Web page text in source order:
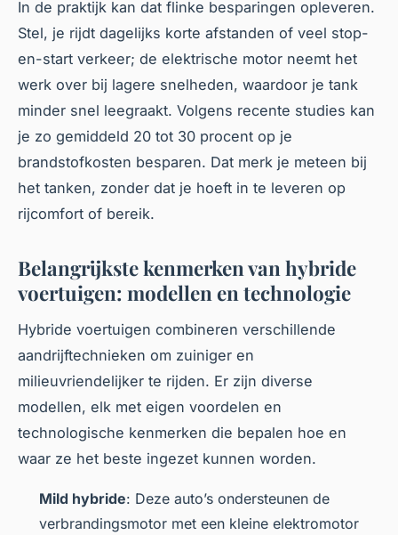
In de praktijk kan dat flinke besparingen opleveren.
Stel, je rijdt dagelijks korte afstanden of veel stop-
en-start verkeer; de elektrische motor neemt het
werk over bij lagere snelheden, waardoor je tank
minder snel leegraakt. Volgens recente studies kan
je zo gemiddeld 20 tot 30 procent op je
brandstofkosten besparen. Dat merk je meteen bij
het tanken, zonder dat je hoeft in te leveren op
rijcomfort of bereik.
Belangrijkste kenmerken van hybride
voertuigen: modellen en technologie
Hybride voertuigen combineren verschillende
aandrijftechnieken om zuiniger en
milieuvriendelijker te rijden. Er zijn diverse
modellen, elk met eigen voordelen en
technologische kenmerken die bepalen hoe en
waar ze het beste ingezet kunnen worden.
Mild hybride: Deze auto’s ondersteunen de
verbrandingsmotor met een kleine elektromotor